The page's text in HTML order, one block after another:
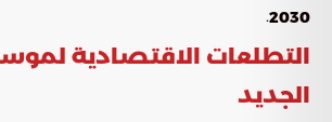
2030
.
التطلعات الاقتصادية
الجديد